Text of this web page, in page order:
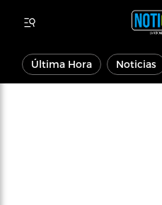
Última Hora Noticias